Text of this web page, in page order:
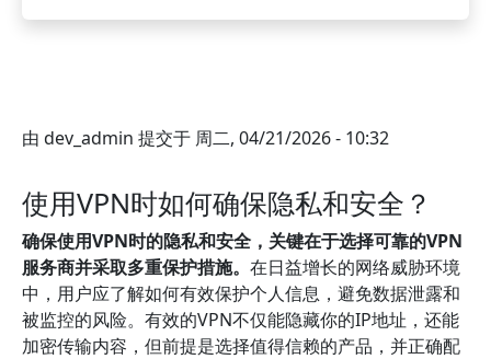
由 dev_admin 提交于 周二, 04/21/2026 - 10:32
使用VPN时如何确保隐私和安全？
确保使用VPN时的隐私和安全，关键在于选择可靠的VPN
服务商并采取多重保护措施。 在日益增长的网络威胁环境
中，用户应了解如何有效保护个人信息，避免数据泄露和
被监控的风险。有效的VPN不仅能隐藏你的IP地址，还能
加密传输内容，但前提是选择值得信赖的产品，并正确配